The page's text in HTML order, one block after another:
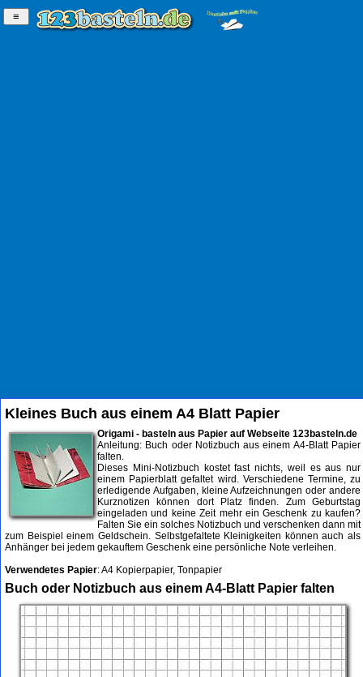
Kleines Buch aus einem A4 Blatt Papier
Origami - basteln aus Papier auf Webseite 123basteln.de
Anleitung: Buch oder Notizbuch aus einem A4-Blatt Papier
falten.
Dieses Mini-Notizbuch kostet fast nichts, weil es aus nur
einem Papierblatt gefaltet wird. Verschiedene Termine, zu
erledigende Aufgaben, kleine Aufzeichnungen oder andere
Kurznotizen können dort Platz finden. Zum Geburtstag
eingeladen und keine Zeit mehr ein Geschenk zu kaufen?
Falten Sie ein solches Notizbuch und verschenken dann mit
zum Beispiel einem Geldschein. Selbstgefaltete Kleinigkeiten können auch als
Anhänger bei jedem gekauftem Geschenk eine persönliche Note verleihen.
Verwendetes Papier: A4 Kopierpapier, Tonpapier
Buch oder Notizbuch aus einem A4-Blatt Papier falten